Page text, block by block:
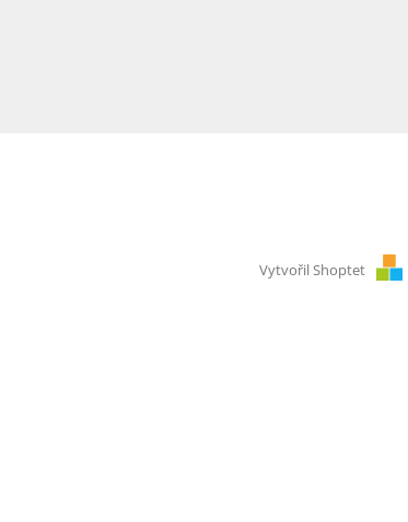
Vytvořil Shoptet